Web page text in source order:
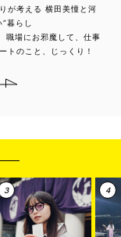
が考える 横田美憧と河
暮らし
場にお邪魔して、仕事
トのこと、じっくり！